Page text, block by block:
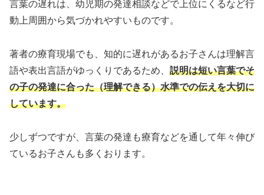
言葉の遅れは、幼児期の発達相談などで上位にくるなど行
動上周囲から気づかれやすいものです。
著者の療育現場でも、知的に遅れがあるお子さんは理解言
語や表出言語がゆっくりであるため、 説明は短い言葉でそ
の子の発達に合った（理解できる）水準での伝えを大切に
しています。
少しずつですが、言葉の発達も療育などを通して年々伸び
ているお子さんも多くおります。